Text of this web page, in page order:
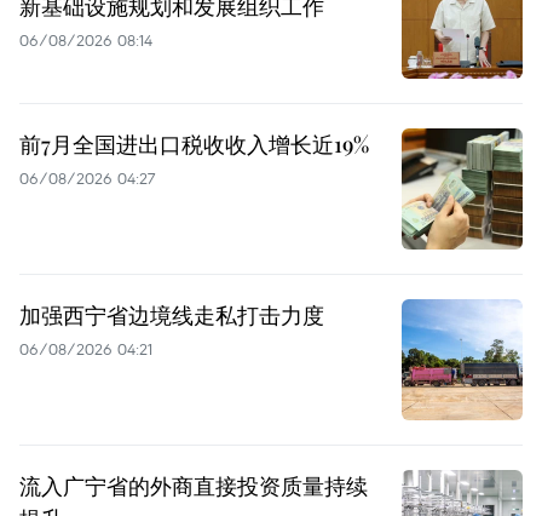
06/08/2026 08:14
前7月全国进出口税收收入增长近19%
06/08/2026 04:27
加强西宁省边境线走私打击力度
06/08/2026 04:21
流入广宁省的外商直接投资质量持续